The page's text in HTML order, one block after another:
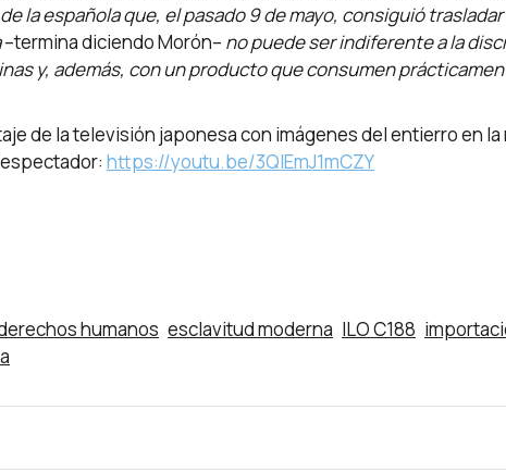
la española que, el pasado 9 de mayo, consiguió
–termina diciendo Morón– no puede ser indiferente a la
y, además, con un producto que consumen
de la televisión japonesa con imágenes del entierro en la
https://youtu.be/3QIEmJ1mCZY
humanos esclavitud moderna ILO C188